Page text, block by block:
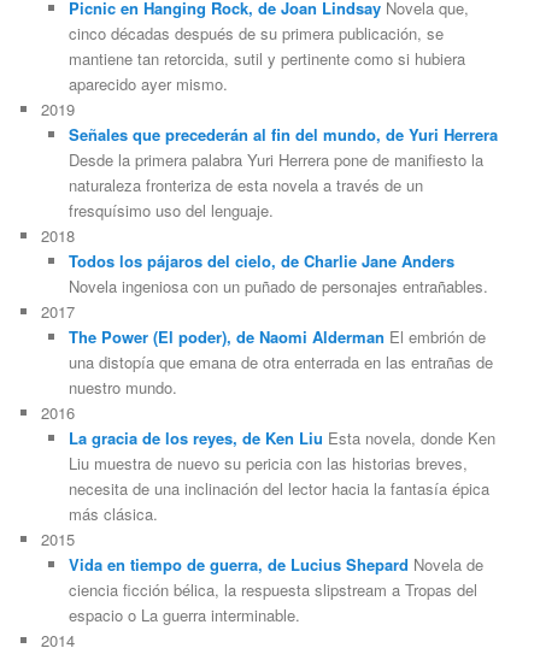
Picnic en Hanging Rock, de Joan LindsayNovela que,
cinco décadas después de su primera publicación, se
mantiene tan retorcida, sutil y pertinente como si hubiera
aparecido ayer mismo.
2019
Señales que precederán al fin del mundo, de Yuri Herrera
Desde la primera palabra Yuri Herrera pone de manifiesto la
naturaleza fronteriza de esta novela a través de un
fresquísimo uso del lenguaje.
2018
Todos los pájaros del cielo, de Charlie Jane Anders
Novela ingeniosa con un puñado de personajes entrañables.
2017
The Power (El poder), de Naomi Alderman El embrión de
una distopía que emana de otra enterrada en las entrañas de
nuestro mundo.
2016
La gracia de los reyes, de Ken Liu Esta novela, donde Ken
Liu muestra de nuevo su pericia con las historias breves,
necesita de una inclinación del lector hacia la fantasía épica
más clásica.
2015
Vida en tiempo de guerra, de Lucius Shepard Novela de
ciencia ficción bélica, la respuesta slipstream a Tropas del
espacio o La guerra interminable.
2014